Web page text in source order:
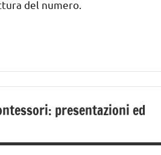
del numero.
presentazioni ed